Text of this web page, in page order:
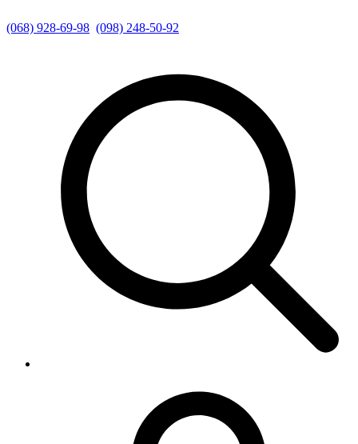
(068) 928-69-98 (098) 248-50-92